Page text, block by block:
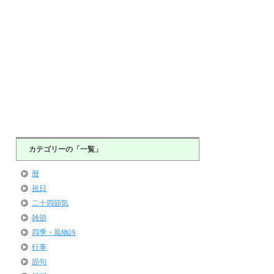
カテゴリーの「一覧」
暦
祝日
二十四節気
雑節
四季・風物詩
行事
節句